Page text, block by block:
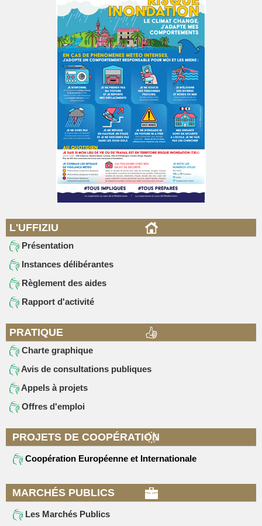
L'UFFIZIU
Présentation
Instances délibérantes
Règlement des aides
Rapport d'activité
PRATIQUE
Charte graphique
Avis de consultations publiques
Appels à projets
Offres d'emploi
PROJETS DE COOPÉRATION
Coopération Européenne et Internationale
MARCHÉS PUBLICS
Les Marchés Publics